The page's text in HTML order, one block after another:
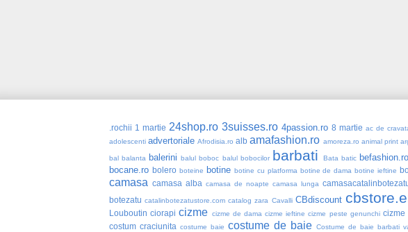
.rochii 1 martie 24shop.ro 3suisses.ro 4passion.ro 8 martie ac de
adolescenti advertoriale Afrodisia.ro alb amafashion.ro amoreza.ro animal print
bal balanta balerini balul boboc balul bobocilor barbati Bata batic befashion.ro
bocane.ro bolero boteine botine botine cu platforma botine de dama botine ieftine
camasa camasa alba camasa de noapte camasa lunga
botezatu catalinbotezatustore.com catalog zara Cavalli CBdiscount
Louboutin ciorapi cizme cizme de dama cizme ieftine cizme peste genunchi cizme
costum craciunita costume baie costume de baie Costume de baie barbati